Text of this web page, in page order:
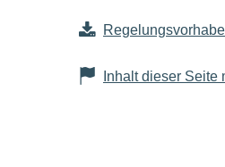
Inhalt dieser Seite